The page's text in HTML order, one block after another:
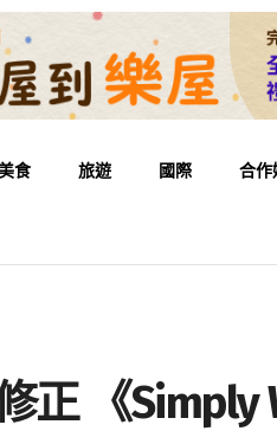
食 旅遊 國際 合作
正 《